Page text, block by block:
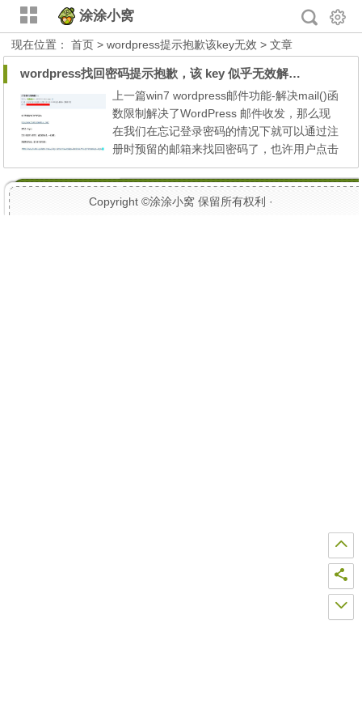
涂涂小窝
现在位置：首页 > wordpress提示抱歉该key无效 > 文章
wordpress找回密码提示抱歉，该 key 似乎无效解决方法
上一篇win7 wordpress邮件功能-解决mail()函
数限制解决了WordPress 邮件收发，那么现
在我们在忘记登录密码的情况下就可以通过注
册时预留的邮箱来找回密码了，也许用户点击
忘记密码填写好邮箱后获取新密码时邮件收到
的密码重置链接打开会提示：抱歉,该key似乎
无效。 如图所示 点击链接进入： 有些疑惑，
Copyright ©涂涂小窝 保留所有权利 ·